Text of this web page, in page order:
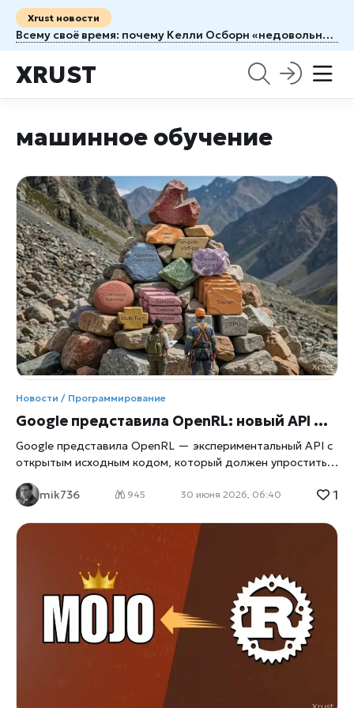
Xrust новости
Всему своё время: почему Келли Осборн «недовольна» бывшим женихом Сидом Уилсоном
XRUST
машинное обучение
Новости / Программирование
Google представила OpenRL: новый API для обучения и тонкой настройки ИИ прямо в Kubernetes
Google представила OpenRL — экспериментальный API с
открытым исходным кодом, который должен упростить
искусственного интеллекта: постобучение и тонкую
xrust
. Новый проект позволяет запускать процессы
обучения на собственной инфраструктуре Kubernetes,
отделяя исследовательскую работу от управления
вычислительными ресурсами. Сегодня создание
современных ИИ-моделей уже не ограничивается их
первоначальным обучением. После выпуска базовой
версии разработчики продолжают улучшать качество
ответов, адаптируют модели под специализированные
задачи и обучают их новым сценариям взаимодействия.
Именно этот этап — post-training — считается одним из
наиболее ресурсоемких и сложных. Что предлагает
mik736 945 30 июня 2026, 06:40 1